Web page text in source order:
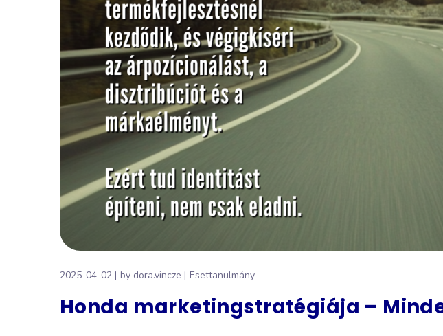
2025-04-02 by dora.vincze Esettanulmány
Honda marketingstratégiája –